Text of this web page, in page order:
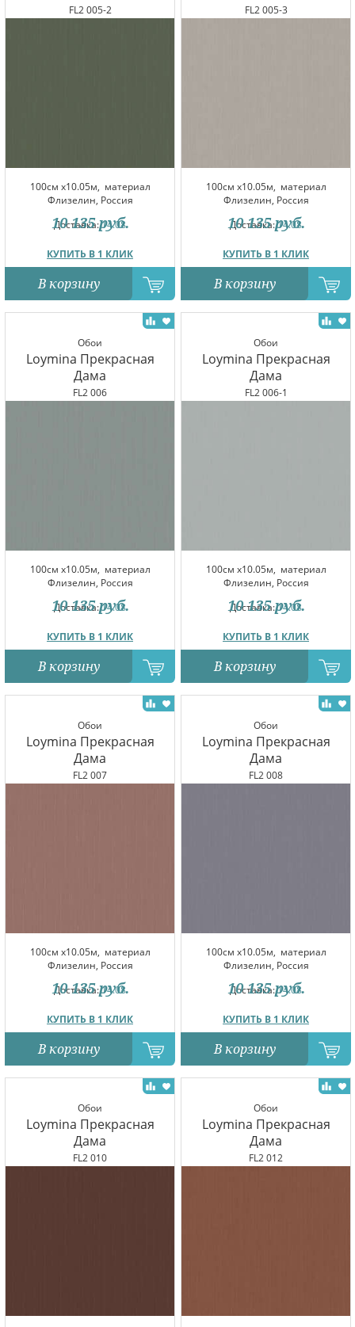
FL2 005-2
100см x10.05м, материал
Флизелин, Россия
Доставка:14.08
КУПИТЬ В 1 КЛИК
10 135 руб.
В корзину
FL2 005-3
100см x10.05м, материал
Флизелин, Россия
Доставка:14.08
КУПИТЬ В 1 КЛИК
10 135 руб.
В корзину
Обои
Loymina Прекрасная
Дама
FL2 006
100см x10.05м, материал
Флизелин, Россия
Доставка:14.08
КУПИТЬ В 1 КЛИК
10 135 руб.
В корзину
Обои
Loymina Прекрасная
Дама
FL2 006-1
100см x10.05м, материал
Флизелин, Россия
Доставка:14.08
КУПИТЬ В 1 КЛИК
10 135 руб.
В корзину
Обои
Loymina Прекрасная
Дама
FL2 007
100см x10.05м, материал
Флизелин, Россия
Доставка:14.08
КУПИТЬ В 1 КЛИК
10 135 руб.
В корзину
Обои
Loymina Прекрасная
Дама
FL2 008
100см x10.05м, материал
Флизелин, Россия
Доставка:14.08
КУПИТЬ В 1 КЛИК
10 135 руб.
В корзину
Обои
Loymina Прекрасная
Дама
FL2 010
Обои
Loymina Прекрасная
Дама
FL2 012